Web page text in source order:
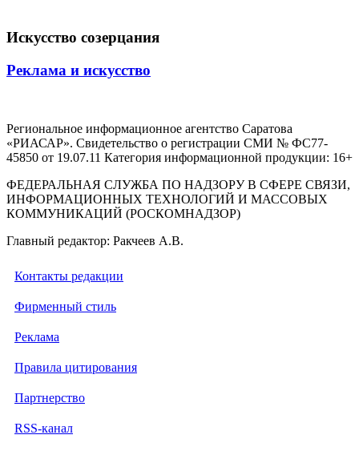
Искусство созерцания
Реклама и искусство
Региональное информационное агентство Саратова
«РИАСАР». Свидетельство о регистрации СМИ № ФС77-
45850 от 19.07.11 Категория информационной продукции: 16+
ФЕДЕРАЛЬНАЯ СЛУЖБА ПО НАДЗОРУ В СФЕРЕ СВЯЗИ,
ИНФОРМАЦИОННЫХ ТЕХНОЛОГИЙ И МАССОВЫХ
КОММУНИКАЦИЙ (РОСКОМНАДЗОР)
Главный редактор: Ракчеев А.В.
Контакты редакции
Фирменный стиль
Реклама
Правила цитирования
Партнерство
RSS-канал